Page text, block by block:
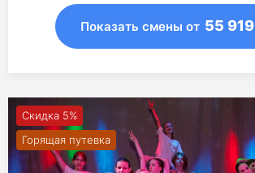
Показать смены от 55 919
Скидка 5%
Горящая путевка